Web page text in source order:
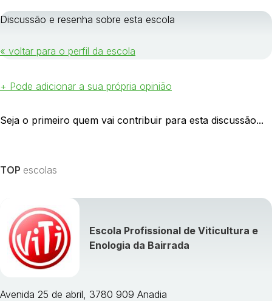
Discussão e resenha sobre esta escola
« voltar para o perfil da escola
+ Pode adicionar a sua própria opinião
Seja o primeiro quem vai contribuir para esta discussão...
TOP escolas
Escola Profissional de Viticultura e
Enologia da Bairrada
Avenida 25 de abril, 3780 909 Anadia